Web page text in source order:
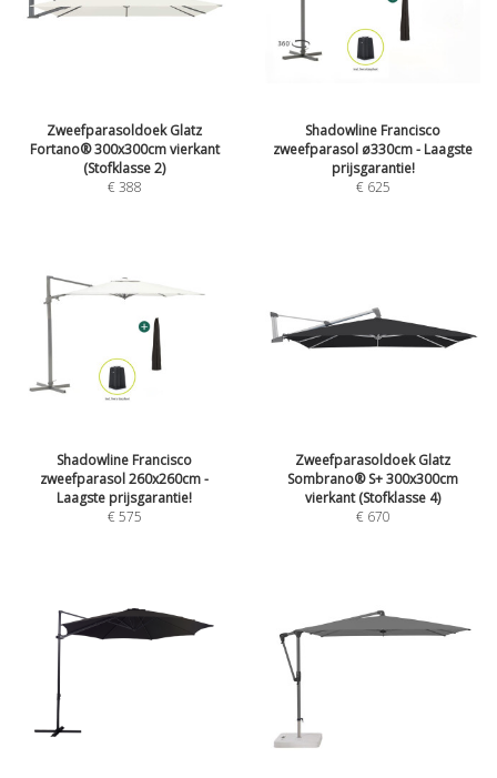
Zweefparasoldoek Glatz
Fortano® 300x300cm vierkant
(Stofklasse 2)
€388
Shadowline Francisco
zweefparasol ø330cm - Laagste
prijsgarantie!
€ 625
Shadowline Francisco
zweefparasol 260x260cm -
Laagste prijsgarantie!
€575
Zweefparasoldoek Glatz
Sombrano® S+ 300x300cm
vierkant (Stofklasse 4)
€ 670